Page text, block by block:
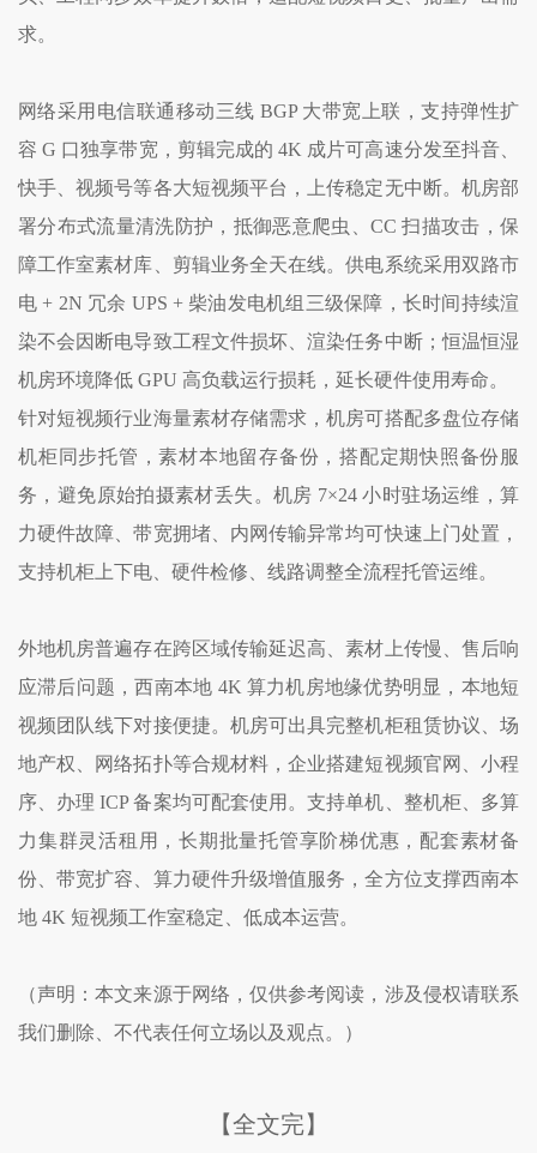
求。
网络采用电信联通移动三线 BGP 大带宽上联，支持弹性扩
容 G 口独享带宽，剪辑完成的 4K 成片可高速分发至抖音、
快手、视频号等各大短视频平台，上传稳定无中断。机房部
署分布式流量清洗防护，抵御恶意爬虫、CC 扫描攻击，保
障工作室素材库、剪辑业务全天在线。供电系统采用双路市
电 + 2N 冗余 UPS + 柴油发电机组三级保障，长时间持续渲
染不会因断电导致工程文件损坏、渲染任务中断；恒温恒湿
机房环境降低 GPU 高负载运行损耗，延长硬件使用寿命。
针对短视频行业海量素材存储需求，机房可搭配多盘位存储
机柜同步托管，素材本地留存备份，搭配定期快照备份服
务，避免原始拍摄素材丢失。机房 7×24 小时驻场运维，算
力硬件故障、带宽拥堵、内网传输异常均可快速上门处置，
支持机柜上下电、硬件检修、线路调整全流程托管运维。
外地机房普遍存在跨区域传输延迟高、素材上传慢、售后响
应滞后问题，西南本地 4K 算力机房地缘优势明显，本地短
视频团队线下对接便捷。机房可出具完整机柜租赁协议、场
地产权、网络拓扑等合规材料，企业搭建短视频官网、小程
序、办理 ICP 备案均可配套使用。支持单机、整机柜、多算
力集群灵活租用，长期批量托管享阶梯优惠，配套素材备
份、带宽扩容、算力硬件升级增值服务，全方位支撑西南本
地 4K 短视频工作室稳定、低成本运营。
（声明：本文来源于网络，仅供参考阅读，涉及侵权请联系
我们删除、不代表任何立场以及观点。）
【全文完】